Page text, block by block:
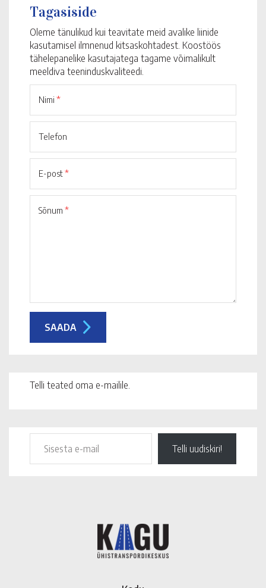
Tagasiside
Oleme tänulikud kui teavitate meid avalike liinide
kasutamisel ilmnenud kitsaskohtadest. Koostöös
tähelepanelike kasutajatega tagame võimalikult
meeldiva teeninduskvaliteedi.
Nimi *
Telefon
E-post*
Sõnum *
Telli teated oma e-mailile.
Telli uudiskiri!